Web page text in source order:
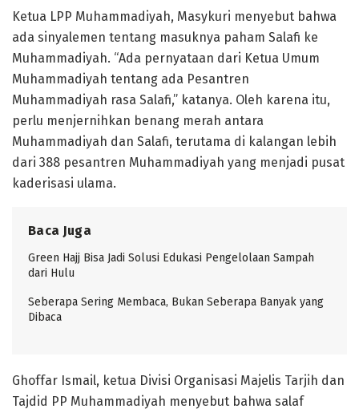
Ketua LPP Muhammadiyah, Masykuri menyebut bahwa
ada sinyalemen tentang masuknya paham Salafi ke
Muhammadiyah. “Ada pernyataan dari Ketua Umum
Muhammadiyah tentang ada Pesantren
Muhammadiyah rasa Salafi,” katanya. Oleh karena itu,
perlu menjernihkan benang merah antara
Muhammadiyah dan Salafi, terutama di kalangan lebih
dari 388 pesantren Muhammadiyah yang menjadi pusat
kaderisasi ulama.
Baca Juga
Green Hajj Bisa Jadi Solusi Edukasi Pengelolaan Sampah
dari Hulu
Seberapa Sering Membaca, Bukan Seberapa Banyak yang
Dibaca
Ghoffar Ismail, ketua Divisi Organisasi Majelis Tarjih dan
Tajdid PP Muhammadiyah menyebut bahwa salaf